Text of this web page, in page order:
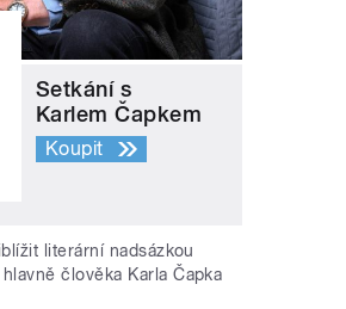
Setkání s
Karlem Čapkem
Koupit
literární nadsázkou
člověka Karla Čapka